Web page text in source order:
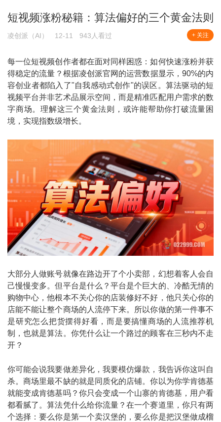
短视频涨粉秘籍：算法偏好的三个黄金法则
凌创派（AI） 12-11 943人看过 + 关注
每一位短视频创作者都在面对同样困惑：如何快速涨粉并获
得稳定的流量？根据凌创派官网的运营数据显示，90%的内
容创业者都陷入了"自我感动式创作"的误区。算法驱动的短
视频平台并非艺术品展示空间，而是精准匹配用户需求的数
字商场。理解这三个黄金法则，或许能帮助你打破流量困
境，实现指数级增长。
大部分人做账号就像在路边开了个小卖部，幻想着客人会自
己慢慢变多。但平台是什么？平台是个巨大的、冷酷无情的
购物中心，他根本不关心你的店装修好不好，他只关心你的
店能不能让整个商场的人流停下来。所以你做的第一件事不
是研究怎么把货摆得好看，而是要搞懂商场的人流推荐机
制，也就是算法。你凭什么让一个路过的顾客在三秒内不走
开？
你可能会说我要做差异化，我要模仿爆款，我告诉你这叫自
杀。商场里最不缺的就是同质化的店铺。你以为你学肯德基
就能变成肯德基吗？你只会变成一个山寨的肯德基，用户看
都看腻了。算法凭什么给你流量？在一个赛道里，你只有两
个选择：要么你是第一个卖汉堡的，要么你是把汉堡做成榴